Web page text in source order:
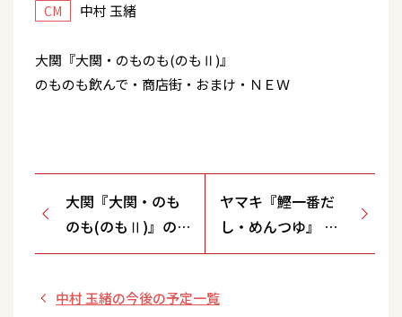
CM 中村 玉緒
大関『大関・のものも(のもⅡ)』
のものも飲んで・商店街・おまけ・ＮＥＷ
大関『大関・のも
のも(のもⅡ)』のも
のも飲んで・商店
ヤマキ『鰹一番だ
し・めんつゆ』 一
番じゃないと・一番
中村 玉緒の今後の予定一覧